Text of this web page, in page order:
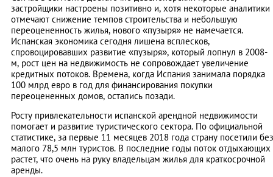
застройщики настроены позитивно и, хотя некоторые аналитики
отмечают снижение темпов строительства и небольшую
переоцененность жилья, нового «пузыря» не намечается.
Испанская экономика сегодня лишена всплесков,
спровоцировавших развитие «пузыря», который лопнул в 2008-
м, рост цен на недвижимость не сопровождает увеличение
кредитных потоков. Времена, когда Испания занимала порядка
100 млрд евро в год для финансирования покупки
переоцененных домов, остались позади.
Росту привлекательности испанской арендной недвижимости
помогает и развитие туристического сектора. По официальной
статистике, за первые 11 месяцев 2018 года страну посетили без
малого 78,5 млн туристов. В последние годы поток отдыхающих
растет, что очень на руку владельцам жилья для краткосрочной
аренды.